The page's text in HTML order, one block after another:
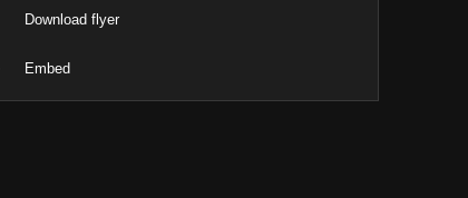
Download flyer
Embed